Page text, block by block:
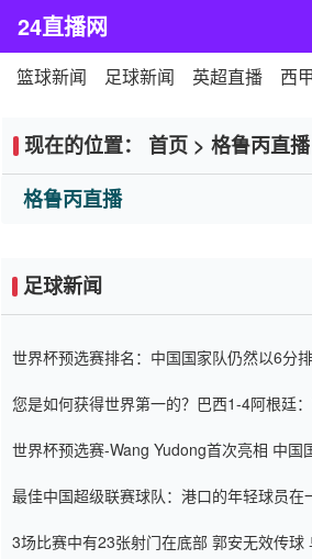
24直播网
篮球新闻 足球新闻 英超直播 西
现在的位置： 首页 > 格鲁丙直播
格鲁丙直播
足球新闻
世界杯预选赛排名：中国国家队仍然以6分
您是如何获得世界第一的？巴西1-4阿根廷
世界杯预选赛-Wang Yudong首次亮相 中国
最佳中国超级联赛球队：港口的年轻球员在
3场比赛中有23张射门在底部 郭安无效传球